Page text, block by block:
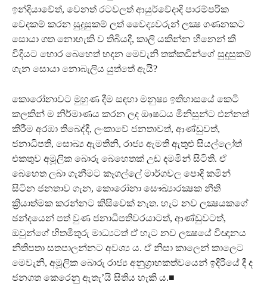
ඉන්දියාවේත්, වෙනත් රටවලත් ආයුර්වේදාදි පාරම්පරික
වෙදකම් කරන සුදුසුකම් ලත් වෛද්‍යවරුන් ලක්‍ෂ ගණනකට
සොයා ගත නොහැකි ව තිබියදී, කාලි යකින්න හීනෙන් කී
විදියට හොර බෙහෙත් හදන මෙවැනි තක්කඩින්ගේ සුදුසුකම්
ගැන සොයා නොබැලිය යුත්තේ ඇයි?
කොරෝනාවට මුහුණ දීම සඳහා මනුෂ්‍ය ඉතිහාසයේ කෙටි
කලකින් ම නිර්මාණය කරන ලද ඖෂධය මිනිසුන්ට එන්නත්
කිරීම අරඹා තිබෙද්දී, ලංකාවේ ජනතාවත්, ආණ්ඩුවත්,
ජනාධිපති, සොඛ්‍ය ඇමතිනි, රාජ්‍ය ඇමති ඇතුළු සියල්ලෝත්
එකතුව අමූලික බොරු බෙහෙතක් උඩ දමමින් සිටිති. ඒ
බෙහෙත ලබා ගැනීමට කෑගල්ලේ මාර්ගවල පොදි කමින්
සිටින ජනතාව ගැන, කොරෝනා සෞඛ්‍යාරක්‍ෂක නීති
ක්‍රියාත්මක කරන්නට කිසිවෙක් නැත. හැට නව ලක්‍ෂයකගේ
ඡන්දයෙන් පත් වුණ ජනාධිපතිවරයාටත්, ආණ්ඩුවටත්,
ඔවුන්ගේ හිතමිතුරු මාධ්‍යටත් ඒ හැට නව ලක්‍ෂයේ විඥානය
නිතිපතා සතපාලන්නට අවශ්‍ය ය. ඒ නිසා කාලෙන් කාලෙට
මෙවැනි, අමූලික බොරු රාජ්‍ය අනුග්‍රාහකත්වයෙන් ඉදිරියේ දී ද
ජනගත කෙරෙනු ඇතැ’යි සිතිය හැකි ය.■